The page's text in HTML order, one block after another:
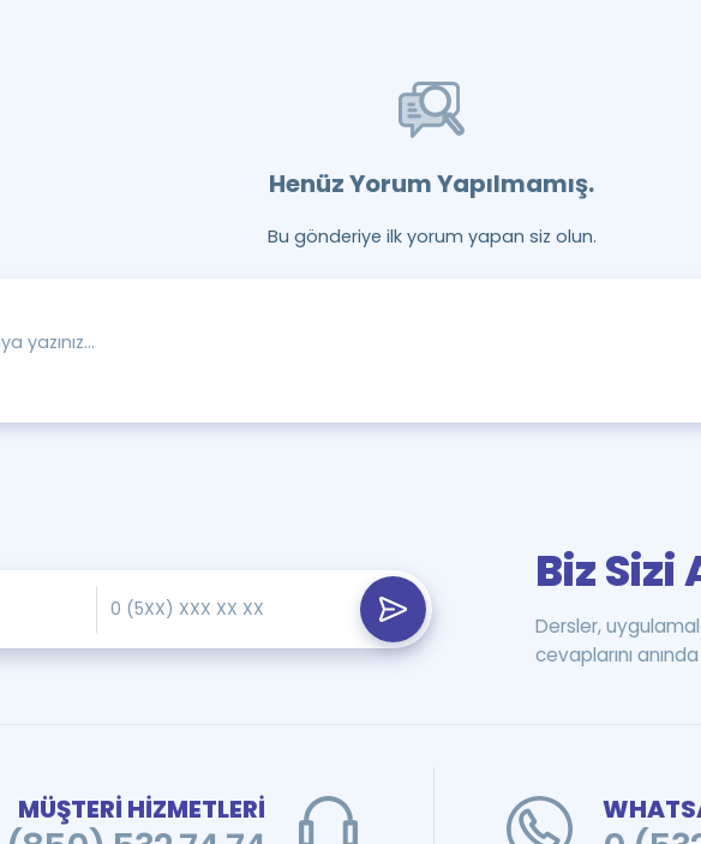
Henüz Yorum Yapılmamış.
Bu gönderiye ilk yorum yapan siz olun.
Biz Sizi
Dersler,
cevaplarını anında
MÜŞTERİ HİZMETLERİ